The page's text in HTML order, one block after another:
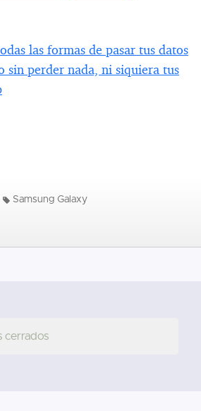
las formas de pasar tus datos
sin perder nada, ni siquiera tus
Samsung Galaxy
cerrados